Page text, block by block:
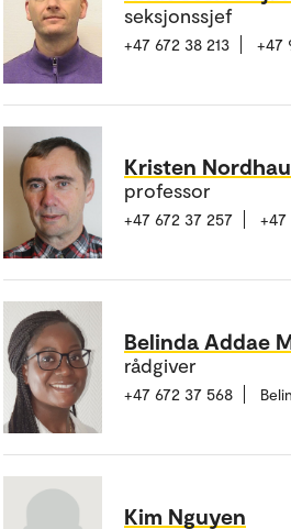
seksjonssjef
+47 672 38 213 +47
Kristen
professor
+47 672 37 257 +47
Belinda Addae
rådgiver
+47 672 37 568
Kim Nguyen